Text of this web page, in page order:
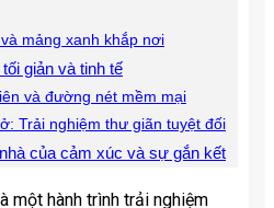
mảng xanh khắp nơi
giản và tinh tế
và đường nét mềm mại
Trải nghiệm thư giãn tuyệt đối
của cảm xúc và sự gắn kết
một hành trình trải nghiệm